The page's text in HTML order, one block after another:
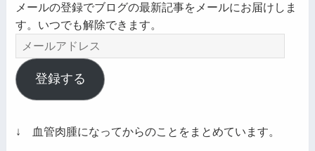
メールの登録でブログの最新記事をメールにお届けしま
す。いつでも解除できます。
メ
ー
ル
ア
レ
登録する
↓ 血管肉腫になってからのことをまとめています。